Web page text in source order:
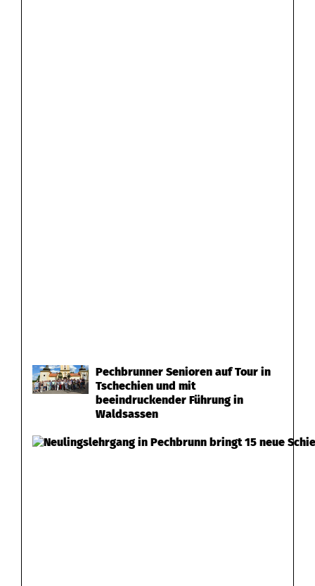
Pechbrunner Senioren auf Tour in
Tschechien und mit
beeindruckender Führung in
Waldsassen